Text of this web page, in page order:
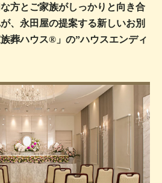
方とご家族がしっかりと向き合
、永田屋の提案する新しいお別
族葬ハウス®」の”ハウスエンディ